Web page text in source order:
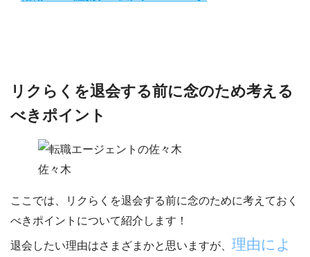
リクらくを退会する前に念のため考える
べきポイント
佐々木
ここでは、 リクらく を退会する前に念のために考えておく
べきポイント について紹介します！
退会したい理由はさまざまかと思いますが、 理由によ